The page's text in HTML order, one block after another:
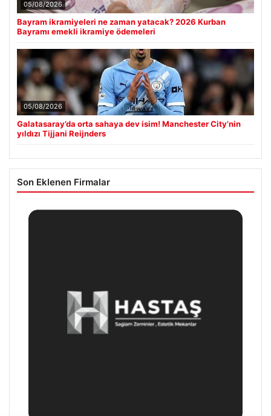
05/08/2026
Bayram ikramiyeleri ne zaman yatacak? 2026 Kurban
Bayramı emekli ikramiye ödemeleri
05/08/2026
Galatasaray’da orta sahaya dev isim! Manchester City’nin
yıldızı Tijjani Reijnders
Son Eklenen Firmalar